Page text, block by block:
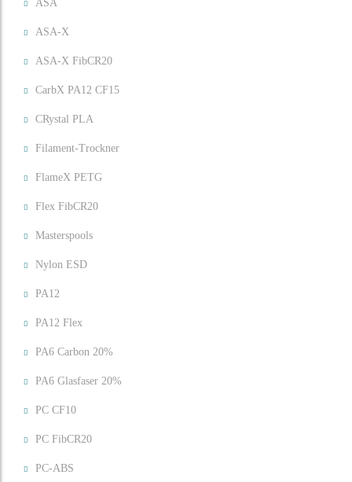
ASA
ASA-X
ASA-X FibCR20
CarbX PA12 CF15
CRystal PLA
Filament-Trockner
FlameX PETG
Flex FibCR20
Masterspools
Nylon ESD
PA12
PA12 Flex
PA6 Carbon 20%
PA6 Glasfaser 20%
PC CF10
PC FibCR20
PC-ABS